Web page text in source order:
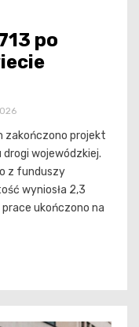
po
zakończono projekt
wojewódzkiej.
z funduszy
wyniosła 2,3
ukończono na